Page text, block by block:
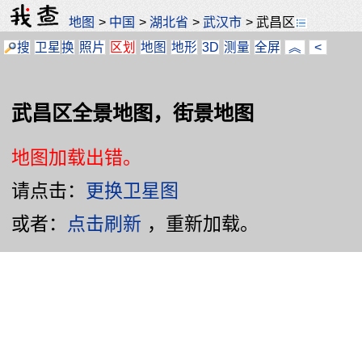
地图 > 中国 >湖北省 >武汉市 >武昌区
搜 卫星换 照片 区划 地图 地形 3D 测量 全屏 ︽ <
武昌区全景地图，街景地图
地图加载出错。
请点击： 更换卫星图
或者： 点击刷新 ，重新加载。